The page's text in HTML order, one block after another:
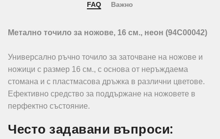
FAQ Важно
Метално точило за ножове, 16 см., неон (94C00042)
Универсално ръчно точило за заточване на ножове и
ножици с размер 16 см., с основа от неръждаема
стомана и с пластмасова дръжка в различни цветове.
Ефективно средство за поддържане на ножовете в
перфектно състояние.
Често задавани въпроси: